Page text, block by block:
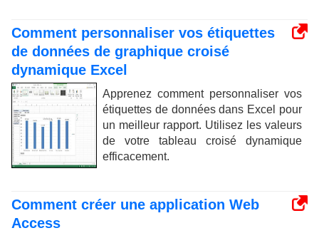
Comment personnaliser vos étiquettes
de données de graphique croisé
dynamique Excel
Apprenez comment personnaliser vos
étiquettes de données dans Excel pour
un meilleur rapport. Utilisez les valeurs
de votre tableau croisé dynamique
efficacement.
Comment créer une application Web
Access